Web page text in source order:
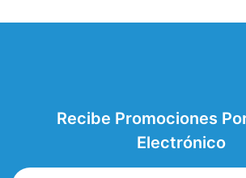
Recibe Promociones
Electrónico